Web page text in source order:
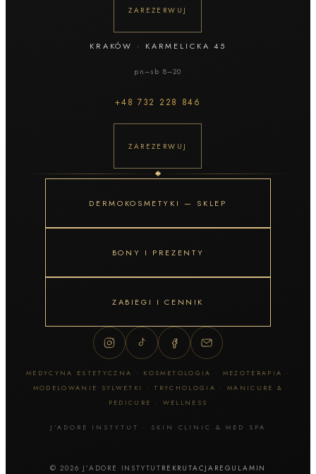
ZAREZERWUJ
KRAKÓW · KARMELICKA 45
pn–sb 8–20
+48732 228 846
ZAREZERWUJ
DERMOKOSMETYKI — SKLEP
BONY I PREZENTY
ZABIEGI I CENNIK
MEDYCYNA ESTETYCZNA · KOSMETOLOGIA · MEZOTERAPIA ·
MODELOWANIE SYLWETKI · TRYCHOLOGIA · MANICURE &
PEDICURE · WELLNESS
J’ADORE INSTYTUT · SKIN CLINIC & MED SPA
© 2026 J’ADORE INSTYTUT REKRUTACJA REGULAMIN